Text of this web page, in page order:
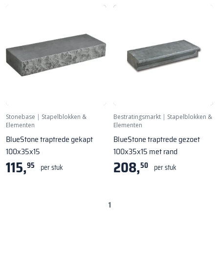
Stonebase | Stapelblokken &
Elementen
BlueStone traptrede gekapt
100x35x15
115,95 per stuk
Bestratingsmarkt| Stapelblokken &
Elementen
BlueStone traptrede gezoet
100x35x15 met rand
208,50 per stuk
1